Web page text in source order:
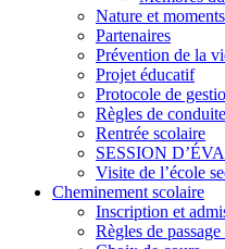
Nature et
Partenaires
Prévention de la
Projet éducatif
Protocole de
Règles de conduite
Rentrée scolaire
SESSION
Visite de l’école
Cheminement scolaire
Inscription et
Règles de